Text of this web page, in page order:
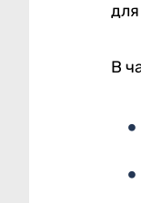
В